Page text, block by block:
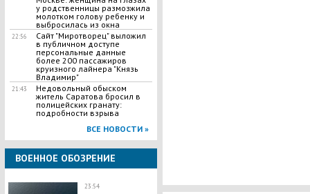
у родственницы размозжила
молотком голову ребенку и
выбросилась из окна
22:56
Сайт "Миротворец" выложил
в публичном доступе
персональные данные
более 200 пассажиров
круизного лайнера "Князь
Владимир"
21:43
Недовольный обыском
житель Саратова бросил в
полицейских гранату:
подробности взрыва
ВСЕ НОВОСТИ »
ВОЕННОЕ ОБОЗРЕНИЕ
23:54